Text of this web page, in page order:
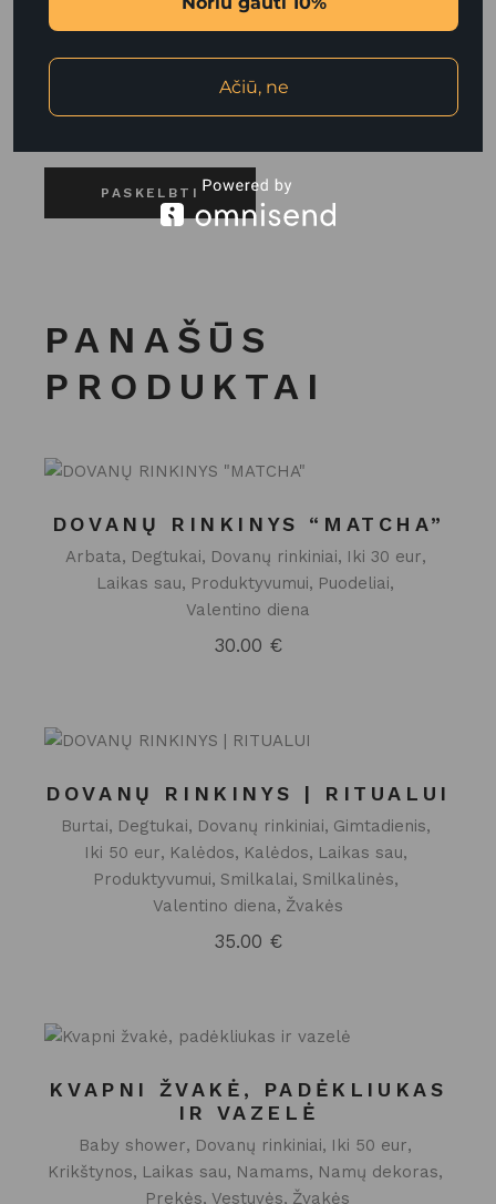
Noriu savo interneto naršyklėje išsaugoti vardą,
el. pašto adresą ir interneto puslapį, kad jų
nebereiktų įvesti iš naujo, kai kitą kartą vėl
norėsiu parašyti komentarą.
PASKELBTI
PANAŠŪS
PRODUKTAI
DOVANŲ RINKINYS “MATCHA”
Arbata Degtukai Dovanų rinkiniai
Iki 30 eur
Laikas sau
Produktyvumui
Puodeliai
Valentino diena
30.00 €
DOVANŲ RINKINYS | RITUALUI
Burtai Degtukai Dovanų rinkiniai Gimtadienis
Iki 50 eur
Kalėdos Kalėdos
Laikas sau
Produktyvumui Smilkalai Smilkalinės
Valentino diena Žvakės
35.00 €
KVAPNI ŽVAKĖ, PADĖKLIUKAS
IR VAZELĖ
Baby shower Dovanų rinkiniai
Iki 50 eur
Krikštynos
Laikas sau Namams
Namų dekoras
Prekės Vestuvės Žvakės
Ačiū, ne